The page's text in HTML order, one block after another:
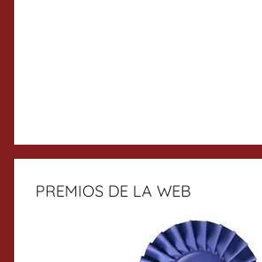
PREMIOS DE LA WEB